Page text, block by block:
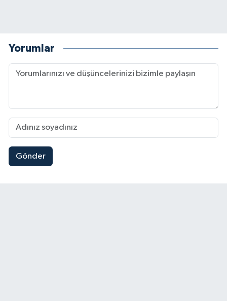
Yorumlar
Gönder